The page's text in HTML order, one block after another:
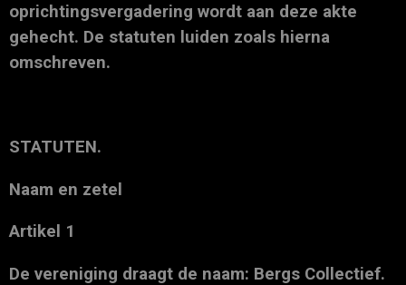
oprichtingsvergadering wordt aan deze akte
gehecht. De statuten luiden zoals hierna
omschreven.
STATUTEN.
Naam en zetel
Artikel 1
De vereniging draagt de naam: Bergs Collectief.